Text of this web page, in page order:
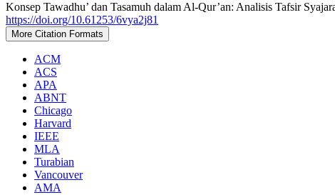
Konsep Tawadhu’ dan Tasamuh dalam Al-Qur’an: Analisis Tafsir
https://doi.org/10.61253/6vya2j81
More Citation Formats
ACM
ACS
APA
ABNT
Chicago
Harvard
IEEE
MLA
Turabian
Vancouver
AMA